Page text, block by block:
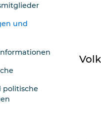
und
politische